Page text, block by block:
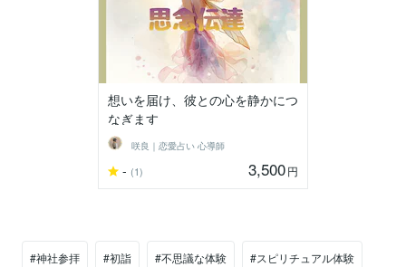
想いを届け、彼との心を静かにつ
なぎます
咲良｜恋愛占い 心導師
- (1) 3,500円
#神社参拝 #初詣 #不思議な体験 #スピリチュアル体験